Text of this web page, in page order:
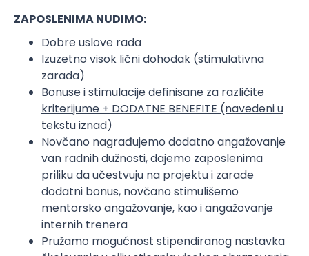
ZAPOSLENIMA NUDIMO:
Dobre uslove rada
Izuzetno visok lični dohodak (stimulativna
zarada)
Bonuse i stimulacije definisane za različite
kriterijume + DODATNE BENEFITE (navedeni u
tekstu iznad)
Novčano nagrađujemo dodatno angažovanje
van radnih dužnosti, dajemo zaposlenima
priliku da učestvuju na projektu i zarade
dodatni bonus, novčano stimulišemo
mentorsko angažovanje, kao i angažovanje
internih trenera
Pružamo mogućnost stipendiranog nastavka